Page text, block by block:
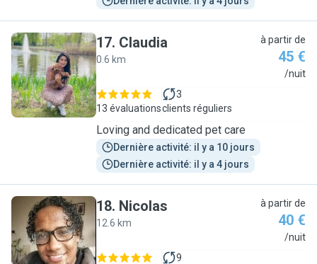
C
17. Claudia
0.6 km
à partir de
45 €
/nuit
13 évaluations
3
clients réguliers
Loving and dedicated pet care
Dernière activité: il y a 10 jours
Dernière activité: il y a 4 jours
N
18. Nicolas
12.6 km
à partir de
40 €
/nuit
9